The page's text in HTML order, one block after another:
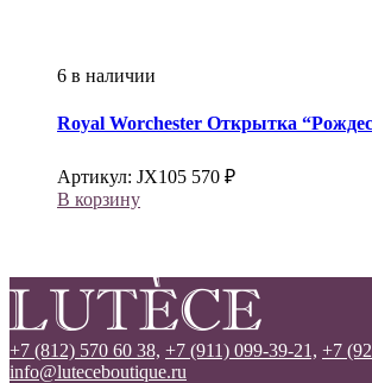
6 в наличии
Royal Worchester Открытка
Артикул: JX105 570 ₽
В корзину
+7 (812) 570 60 38, +7 (911) 099-39-21, +7
info@luteceboutique.ru